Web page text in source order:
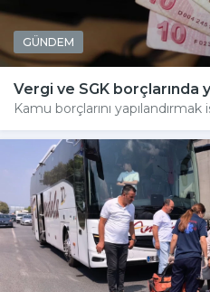
GÜNDEM
Vergi ve SGK borçlarında
Kamu borçlarını